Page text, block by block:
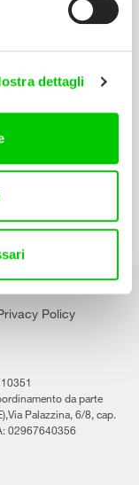
dettagli
Policy
da parte
Palazzina, 6/8, cap.
02967640356